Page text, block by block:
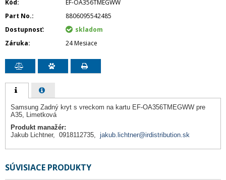
Kód
EF-OA356TMEGWW
Part No.
8806095542485
Dostupnosť
skladom
Záruka
24 Mesiace
Samsung Zadný kryt s vreckom na kartu EF-OA356TMEGWW pre
A35, Limetková
Produkt manažér:
Jakub Lichtner, 0918112735, jakub.lichtner@irdistribution.sk
SÚVISIACE PRODUKTY